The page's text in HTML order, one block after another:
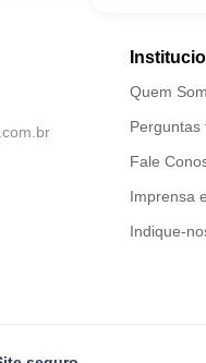
Quem
Perguntas
Fale
Imprensa
Indique-